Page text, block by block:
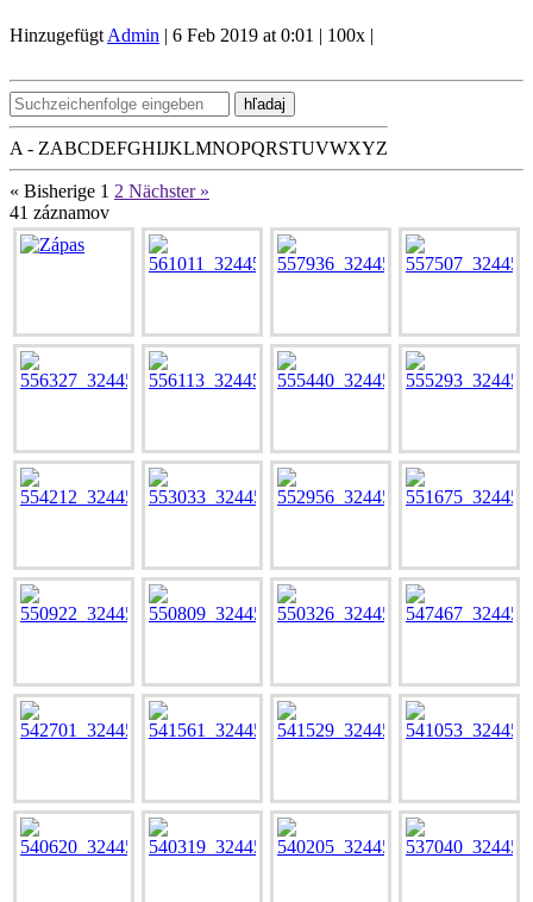
Hinzugefügt Admin | 6 Feb 2019 at 0:01 | 100x |
hľadaj
A - ZABCDEFGHIJKLMNOPQRSTUVWXYZ
« Bisherige 1 2 Nächster »
41 záznamov